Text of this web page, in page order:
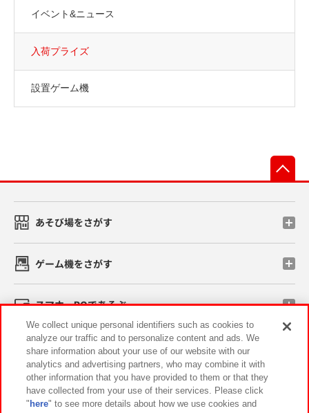
イベント&ニュース
入荷プライズ
設置ゲーム機
あそび場をさがす
ゲーム機をさがす
スマホ・PCであそぶ
イベント・キャンペーン
We collect unique personal identifiers such as cookies to
analyze our traffic and to personalize content and ads. We
share information about your use of our website with our
analytics and advertising partners, who may combine it with
other information that you have provided to them or that they
have collected from your use of their services. Please click
" here" to see more details about how we use cookies and